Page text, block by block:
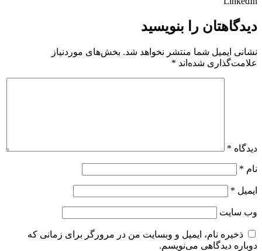
دیدگاهتان را بنویسید
نشانی ایمیل شما منتشر نخواهد شد. بخش‌های موردنیاز
علامت‌گذاری شده‌اند *
دیدگاه *
نام *
ایمیل *
وب‌ سایت
ذخیره نام، ایمیل و وبسایت من در مرورگر برای زمانی که
دوباره دیدگاهی می‌نویسم.